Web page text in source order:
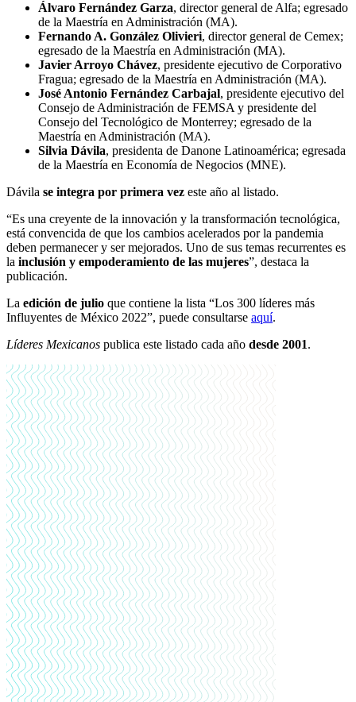
Álvaro Fernández Garza, director general de Alfa; egresado
de la Maestría en Administración (MA).
Fernando A. González Olivieri, director general de Cemex;
egresado de la Maestría en Administración (MA).
Javier Arroyo Chávez, presidente ejecutivo de Corporativo
Fragua; egresado de la Maestría en Administración (MA).
José Antonio Fernández Carbajal, presidente ejecutivo del
Consejo de Administración de FEMSA y presidente del
Consejo del Tecnológico de Monterrey; egresado de la
Maestría en Administración (MA).
Silvia Dávila, presidenta de Danone Latinoamérica; egresada
de la Maestría en Economía de Negocios (MNE).
Dávila se integra por primera vez este año al listado.
“Es una creyente de la innovación y la transformación tecnológica,
está convencida de que los cambios acelerados por la pandemia
deben permanecer y ser mejorados. Uno de sus temas recurrentes es
la inclusión y empoderamiento de las mujeres”, destaca la
publicación.
La edición de julio que contiene la lista “Los 300 líderes más
Influyentes de México 2022”, puede consultarse aquí.
Líderes Mexicanos publica este listado cada año desde 2001.